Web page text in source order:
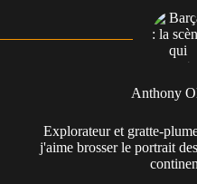
Anthony
Explorateur et gratte-
j'aime brosser le portrait